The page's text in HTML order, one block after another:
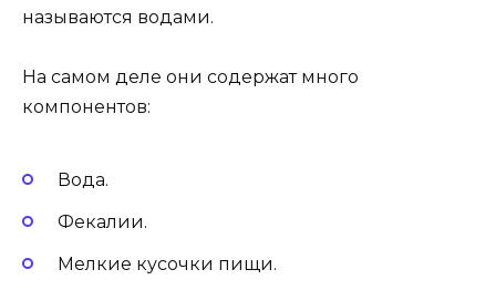
называются водами.
На самом деле они содержат много
компонентов:
Вода.
Фекалии.
Мелкие кусочки пищи.